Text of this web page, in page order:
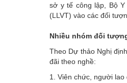
sở y tế công lập, Bộ
(LLVT) vào các đối
Nhiều nhóm đối
Theo Dự thảo Nghị
đãi theo nghề:
1. Viên chức, người